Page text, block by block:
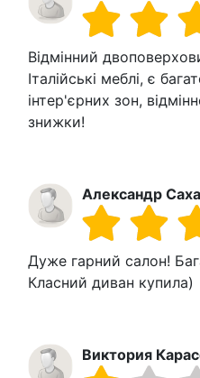
Відмінний
Італійські меблі, є
інтер'єрних зон,
знижки!
Александр
Дуже гарний салон!
Класний диван купила)
Виктория